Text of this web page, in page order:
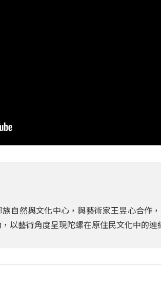
族自然與文化中心，與藝術家王昱心合作
以藝術角度呈現陀螺在原住民文化中的連